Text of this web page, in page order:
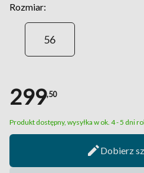
Rozmiar:
56
299,50
Produkt dostępny, wysyłka w ok. 4 - 5 dni
Dobierz